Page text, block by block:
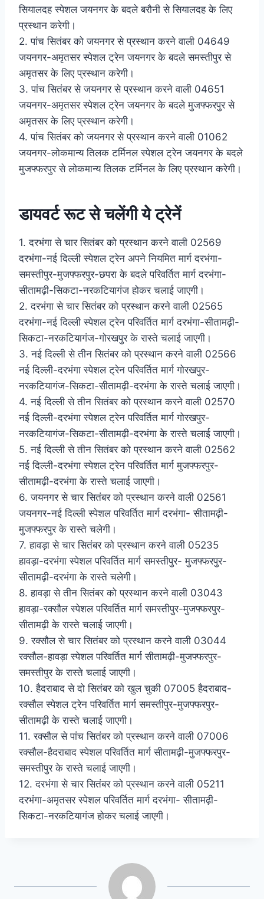
सियालदह स्पेशल जयनगर के बदले बरौनी से सियालदह के लिए
प्रस्थान करेगी।
2. पांच सितंबर को जयनगर से प्रस्थान करने वाली 04649
जयनगर-अमृतसर स्पेशल ट्रेन जयनगर के बदले समस्तीपुर से
अमृतसर के लिए प्रस्थान करेगी।
3. पांच सितंबर से जयनगर से प्रस्थान करने वाली 04651
जयनगर-अमृतसर स्पेशल ट्रेन जयनगर के बदले मुजफ्फरपुर से
अमृतसर के लिए प्रस्थान करेगी।
4. पांच सितंबर को जयनगर से प्रस्थान करने वाली 01062
जयनगर-लोकमान्य तिलक टर्मिनल स्पेशल ट्रेन जयनगर के बदले
मुजफ्फरपुर से लोकमान्य तिलक टर्मिनल के लिए प्रस्थान करेगी।
डायवर्ट रूट से चलेंगी ये ट्रेनें
1. दरभंगा से चार सितंबर को प्रस्थान करने वाली 02569
दरभंगा-नई दिल्ली स्पेशल ट्रेन अपने नियमित मार्ग दरभंगा-
समस्तीपुर-मुजफ्फरपुर-छपरा के बदले परिवर्तित मार्ग दरभंगा-
सीतामढ़ी-सिकटा-नरकटियागंज होकर चलाई जाएगी।
2. दरभंगा से चार सितंबर को प्रस्थान करने वाली 02565
दरभंगा-नई दिल्ली स्पेशल ट्रेन परिवर्तित मार्ग दरभंगा-सीतामढ़ी-
सिकटा-नरकटियागंज-गोरखपुर के रास्ते चलाई जाएगी।
3. नई दिल्ली से तीन सितंबर को प्रस्थान करने वाली 02566
नई दिल्ली-दरभंगा स्पेशल ट्रेन परिवर्तित मार्ग गोरखपुर-
नरकटियागंज-सिकटा-सीतामढ़ी-दरभंगा के रास्ते चलाई जाएगी।
4. नई दिल्ली से तीन सितंबर को प्रस्थान करने वाली 02570
नई दिल्ली-दरभंगा स्पेशल ट्रेन परिवर्तित मार्ग गोरखपुर-
नरकटियागंज-सिकटा-सीतामढ़ी-दरभंगा के रास्ते चलाई जाएगी।
5. नई दिल्ली से तीन सितंबर को प्रस्थान करने वाली 02562
नई दिल्ली-दरभंगा स्पेशल ट्रेन परिवर्तित मार्ग मुजफ्फरपुर-
सीतामढ़ी-दरभंगा के रास्ते चलाई जाएगी।
6. जयनगर से चार सितंबर को प्रस्थान करने वाली 02561
जयनगर-नई दिल्ली स्पेशल परिवर्तित मार्ग दरभंगा- सीतामढ़ी-
मुजफ्फरपुर के रास्ते चलेगी।
7. हावड़ा से चार सितंबर को प्रस्थान करने वाली 05235
हावड़ा-दरभंगा स्पेशल परिवर्तित मार्ग समस्तीपुर- मुजफ्फरपुर-
सीतामढ़ी-दरभंगा के रास्ते चलेगी।
8. हावड़ा से तीन सितंबर को प्रस्थान करने वाली 03043
हावड़ा-रक्सौल स्पेशल परिवर्तित मार्ग समस्तीपुर-मुजफ्फरपुर-
सीतामढ़ी के रास्ते चलाई जाएगी।
9. रक्सौल से चार सितंबर को प्रस्थान करने वाली 03044
रक्सौल-हावड़ा स्पेशल परिवर्तित मार्ग सीतामढ़ी-मुजफ्फरपुर-
समस्तीपुर के रास्ते चलाई जाएगी।
10. हैदराबाद से दो सितंबर को खुल चुकी 07005 हैदराबाद-
रक्सौल स्पेशल ट्रेन परिवर्तित मार्ग समस्तीपुर-मुजफ्फरपुर-
सीतामढ़ी के रास्ते चलाई जाएगी।
11. रक्सौल से पांच सितंबर को प्रस्थान करने वाली 07006
रक्सौल-हैदराबाद स्पेशल परिवर्तित मार्ग सीतामढ़ी-मुजफ्फरपुर-
समस्तीपुर के रास्ते चलाई जाएगी।
12. दरभंगा से चार सितंबर को प्रस्थान करने वाली 05211
दरभंगा-अमृतसर स्पेशल परिवर्तित मार्ग दरभंगा- सीतामढ़ी-
सिकटा-नरकटियागंज होकर चलाई जाएगी।